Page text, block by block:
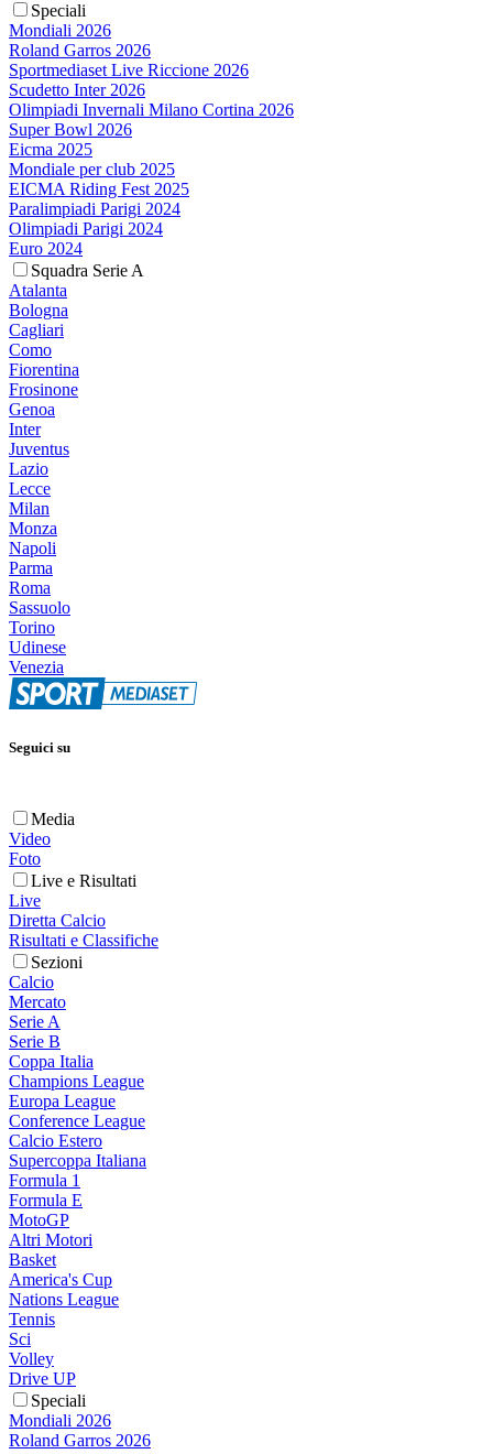
Speciali
Mondiali 2026
Roland Garros 2026
Sportmediaset Live Riccione 2026
Scudetto Inter 2026
Olimpiadi Invernali Milano Cortina 2026
Super Bowl 2026
Eicma 2025
Mondiale per club 2025
EICMA Riding Fest 2025
Paralimpiadi Parigi 2024
Olimpiadi Parigi 2024
Euro 2024
Squadra Serie A
Atalanta
Bologna
Cagliari
Como
Fiorentina
Frosinone
Genoa
Inter
Juventus
Lazio
Lecce
Milan
Monza
Napoli
Parma
Roma
Sassuolo
Torino
Udinese
Venezia
Seguici su
Media
Video
Foto
Live e Risultati
Live
Diretta Calcio
Risultati e Classifiche
Sezioni
Calcio
Mercato
Serie A
Serie B
Coppa Italia
Champions League
Europa League
Conference League
Calcio Estero
Supercoppa Italiana
Formula 1
Formula E
MotoGP
Altri Motori
Basket
America's Cup
Nations League
Tennis
Sci
Volley
Drive UP
Speciali
Mondiali 2026
Roland Garros 2026